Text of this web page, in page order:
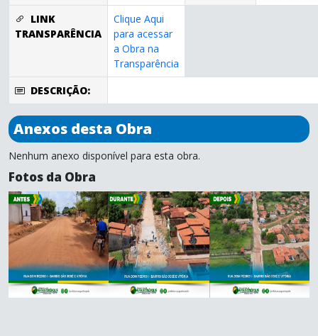
LINK
TRANSPARÊNCIA
Clique Aqui
para acessar
a Obra na
Transparência
DESCRIÇÃO:
Anexos desta Obra
Nenhum anexo disponível para esta obra.
Fotos da Obra